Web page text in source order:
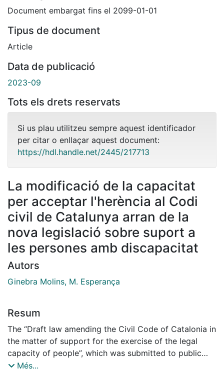
Document embargat fins el 2099-01-01
Tipus de document
Article
Data de publicació
2023-09
Tots els drets reservats
Si us plau utilitzeu sempre aquest identificador
per citar o enllaçar aquest document:
https://hdl.handle.net/2445/217713
La modificació de la capacitat
per acceptar l'herència al Codi
civil de Catalunya arran de la
nova legislació sobre suport a
les persones amb discapacitat
Autors
Ginebra Molins, M. Esperança
Resum
The “Draft law amending the Civil Code of Catalonia in
the matter of support for the exercise of the legal
capacity of people”, which was submitted to public
information in April 2023, aims to modify art. 461-9
Més...